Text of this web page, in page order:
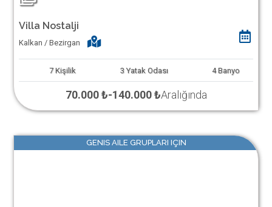
Villa Nostalji
Kalkan / Bezirgan
7 Kişilik 3 Yatak Odası 4 Banyo
70.000 ₺-140.000 ₺Aralığında
GENIS AILE GRUPLARI IÇIN